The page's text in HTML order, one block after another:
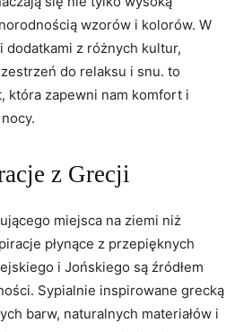
⁢wzorów i kolorów. W
dodatkami z różnych kultur,
do relaksu i ⁤snu. to
która zapewni nam komfort i
z Grecji
miejsca na ziemi niż
płynące z przepięknych
i Jońskiego są źródłem
Sypialnie inspirowane grecką
barw, naturalnych materiałów ‌i